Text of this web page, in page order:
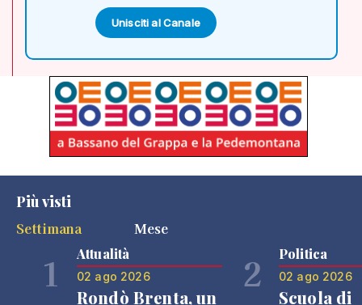
Unisciti al Canale
Più visti
Settimana
Mese
1 Attualità
02 ago 2026
Rondò Brenta, un
2 Politica
02 ago 2026
Scuola di